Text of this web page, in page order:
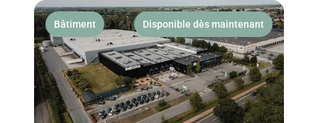
Bâtiment Disponible dès maintenant